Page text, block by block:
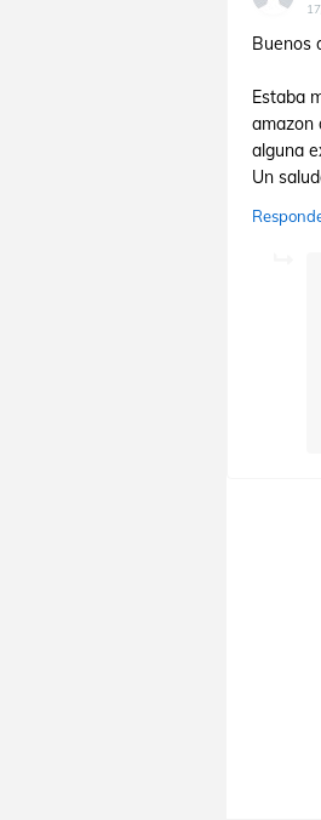
Buenos
Estaba
amazon
alguna
Un